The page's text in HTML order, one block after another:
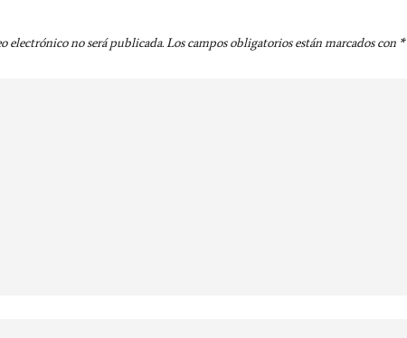
electrónico no será publicada.Los campos obligatorios están marcados con *